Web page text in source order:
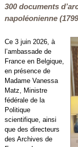
300 documents
napoléonienne
Ce 3 juin 2026, à
l’ambassade de
France en Belgique,
en présence de
Madame Vanessa
Matz, Ministre
fédérale de la
Politique
scientifique, ainsi
que des directeurs
des Archives de